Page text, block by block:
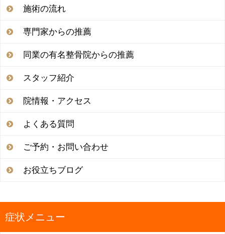
施術の流れ
専門家からの推薦
同業の有名整骨院からの推薦
スタッフ紹介
院情報・アクセス
よくある質問
ご予約・お問い合わせ
お役立ちブログ
症状メニュー